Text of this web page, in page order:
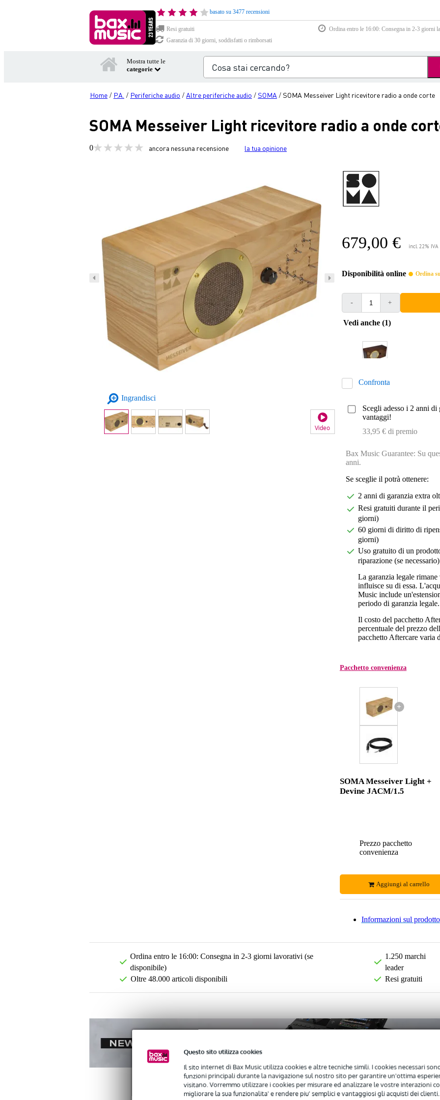
Questo sito utilizza cookies
Il sito internet di Bax Music utilizza cookies e altre tecniche simili. I cookies necessari
funzioni principali durante la navigazione sul nostro sito per garantire un'ottima
visitano. Vorremmo utilizzare i cookies per misurare ed analizzare le vostre interazioni
migliorare la sua funzionalita' e rendere piu' semplici e vantaggiosi gli acquisti dei clienti.
basato su 3477 recensioni
Resi gratuiti
Ordina entro le 16:00: Consegna in 2-3 giorni
Garanzia di 30 giorni, soddisfatti o rimborsati
Mostra tutte le
categorie
Home / P.A. / Periferiche audio /Altre periferiche audio /SOMA /SOMA Messeiver Light ricevitore radio a onde corte
SOMA Messeiver Light ricevitore radio a onde
0 ancora nessuna recensione la tua opinione
Ingrandisci
Video
679,00 € incl. 22% IVA
Disponibilità online Ordina
- +
Vedi anche (1)
Confronta
Scegli adesso i 2 anni
vantaggi!
33,95 € di premio
Bax Music Guarantee: Su
anni.
Se sceglie il potrà ottenere:
2 anni di garanzia extra
Resi gratuiti durante il
giorni)
60 giorni di diritto di
giorni)
Uso gratuito di un
riparazione (se necessario)
La garanzia legale
influisce su di essa.
Music include
periodo di garanzia legale.
Il costo del pacchetto
percentuale del prezzo
pacchetto Aftercare varia
Pacchetto convenienza
+
SOMA Messeiver Light +
Devine JACM/1.5
Prezzo pacchetto
convenienza
Aggiungi al carrello
Informazioni sul prodotto
Ordina entro le 16:00: Consegna in 2-3 giorni lavorativi (se
disponibile)
Oltre 48.000 articoli disponibili
1.250 marchi
leader
Resi gratuiti